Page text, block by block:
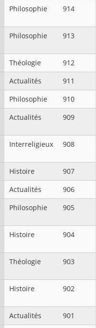
Philosophie 914
Philosophie 913
Théologie
912
Actualités
911
Philosophie
910
Actualités 909
Interreligieux 908
Histoire
907
Actualités
906
Philosophie 905
Histoire 904
Théologie 903
Histoire 902
Actualités
901